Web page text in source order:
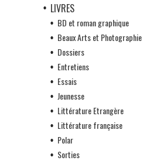
LIVRES
BD et roman graphique
Beaux Arts et Photographie
Dossiers
Entretiens
Essais
Jeunesse
Littérature Etrangère
Littérature française
Polar
Sorties